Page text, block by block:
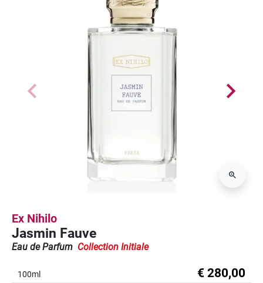
Ex Nihilo
Jasmin Fauve
Eau de Parfum Collection Initiale
100ml € 280,00